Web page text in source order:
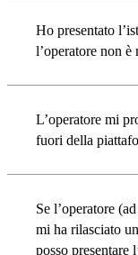
Ho presentato
l’operatore non è
L’operatore mi
fuori della
Se l’operatore
mi ha rilasciato
posso presentare